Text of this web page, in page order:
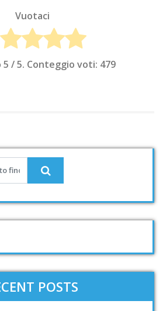
Vuotaci
5 / 5. Conteggio voti: 479
POSTS